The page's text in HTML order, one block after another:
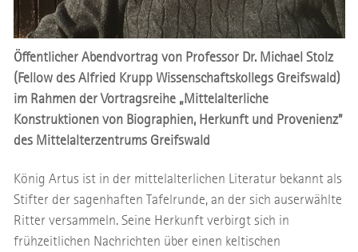
Öffentlicher Abendvortrag von Professor Dr. Michael Stolz
(Fellow des Alfried Krupp Wissenschaftskollegs Greifswald)
im Rahmen der Vortragsreihe „Mittelalterliche
Konstruktionen von Biographien, Herkunft und Provenienz”
des Mittelalterzentrums Greifswald
König Artus ist in der mittelalterlichen Literatur bekannt als
Stifter der sagenhaften Tafelrunde, an der sich auserwählte
Ritter versammeln. Seine Herkunft verbirgt sich in
frühzeitlichen Nachrichten über einen keltischen